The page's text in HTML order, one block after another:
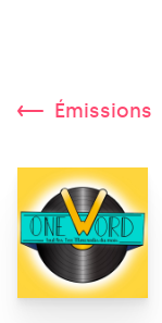
Émissions